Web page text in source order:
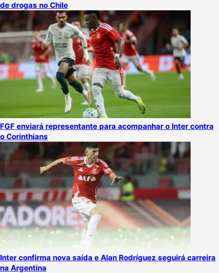
de drogas no Chile
FGF enviará representante para acompanhar o Inter contra
o Corinthians
Inter confirma nova saída e Alan Rodríguez seguirá carreira
na Argentina